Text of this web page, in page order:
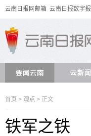
云南日报网邮箱 云南日报数字报
首页 > 观点 > 正文
铁军之铁